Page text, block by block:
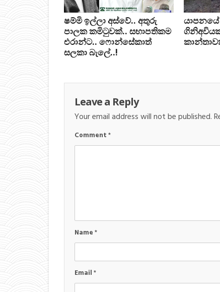
ෂම්මි ඉල්ලා අස්වේ.. අතුරු
පාලක කමිටුවක්.. සභාපතිකම
එරාන්ට.. ෆොන්සේකාත්
සලකා බැලේ..!
යාපනයේ
Leave a Reply
Your email address will not be published.
Comment*
Name*
Email*